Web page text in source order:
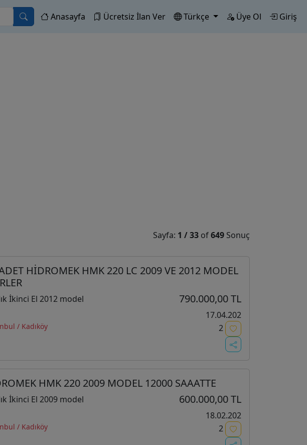
Anasayfa Ücretsiz İlan Ver Türkçe Üye Ol Giriş
Sayfa: 1 /33 of649 Sonuç
HİDROMEK HMK 220 LC 2009 VE 2012 MODEL
İkinci El 2012 model 790.000,00 TL
/ Kadıköy
17.04.202
2
HMK 220 2009 MODEL 12000 SAAATTE
İkinci El 2009 model 600.000,00 TL
/ Kadıköy
18.02.202
2